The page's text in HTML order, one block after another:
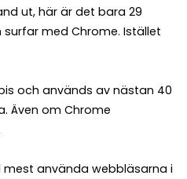
ut, här är det bara 29
med Chrome. Istället
och används av nästan 40
Även om Chrome
använda webbläsarna i